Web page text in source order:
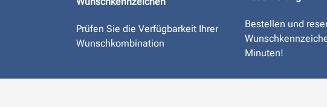
Prüfen Sie die Verfügbarkeit Ihrer
Wunschkombination
Bestellen und
Minuten!